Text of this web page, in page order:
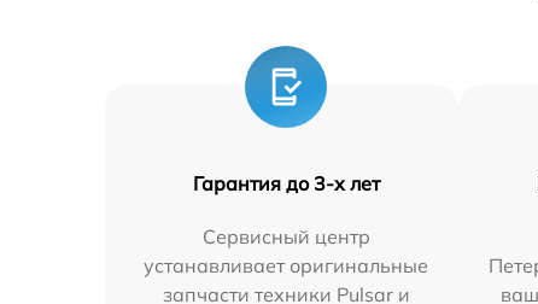
Гарантия до 3-х лет
Сервисный центр
устанавливает оригинальные
запчасти техники Pulsar и